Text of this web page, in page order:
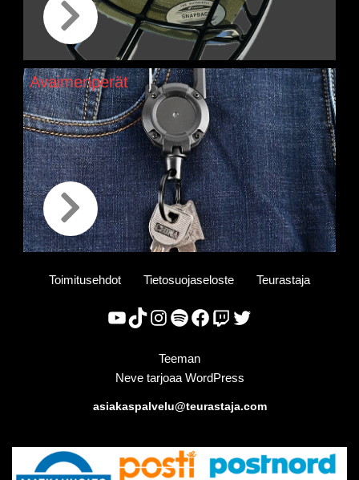
Avaimenperät
Toimitusehdot Tietosuojaseloste Teurastaja
Teeman
Nevetarjoaa WordPress
asiakaspalvelu@teurastaja.com